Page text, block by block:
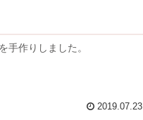
手作りしました。
2019.07.23